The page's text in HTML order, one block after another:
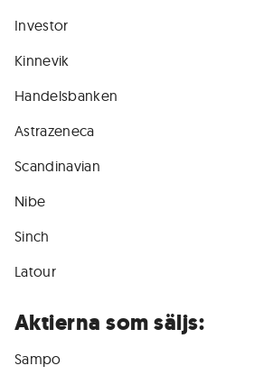
Investor
Kinnevik
Handelsbanken
Astrazeneca
Scandinavian
Nibe
Sinch
Latour
Aktierna som säljs:
Sampo